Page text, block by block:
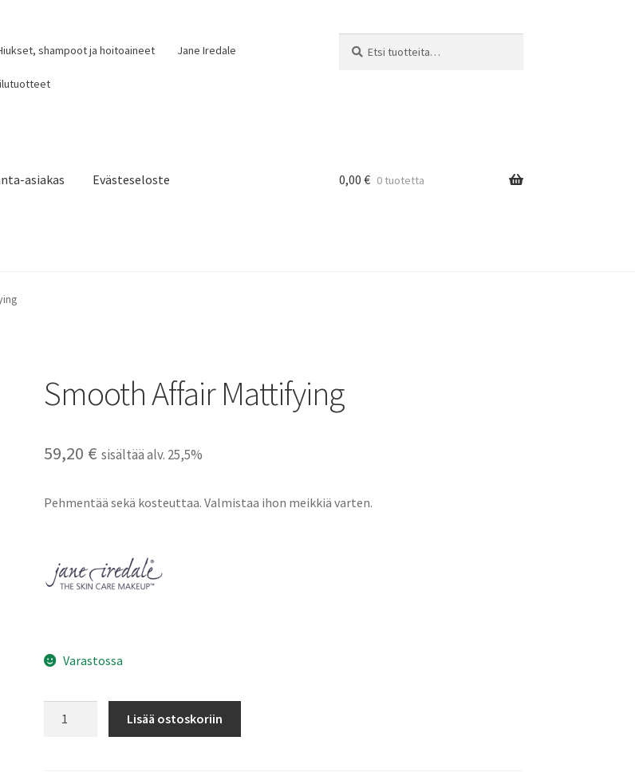
shampoot ja hoitoaineet Jane Iredale
asiakas Evästeseloste 0,00 € 0 tuotetta
Smooth Affair Mattifying
59,20 € sisältää alv. 25,5%
Pehmentää sekä kosteuttaa. Valmistaa ihon meikkiä varten.
Varastossa
Lisää ostoskoriin